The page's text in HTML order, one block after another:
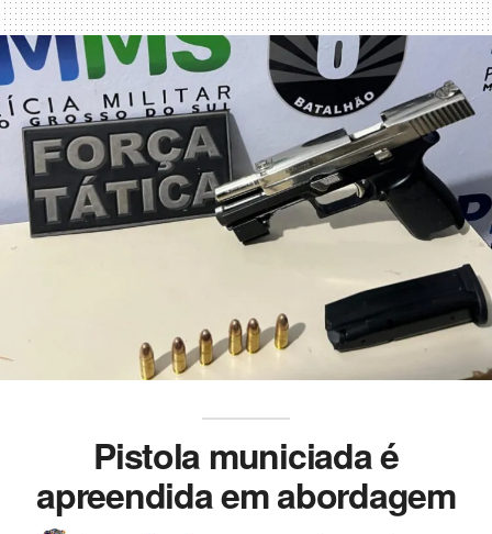
Pistola municiada é
apreendida em abordagem